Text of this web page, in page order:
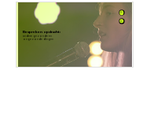
Bespreken opdracht:
andere gezonde en
ongezonde dingen